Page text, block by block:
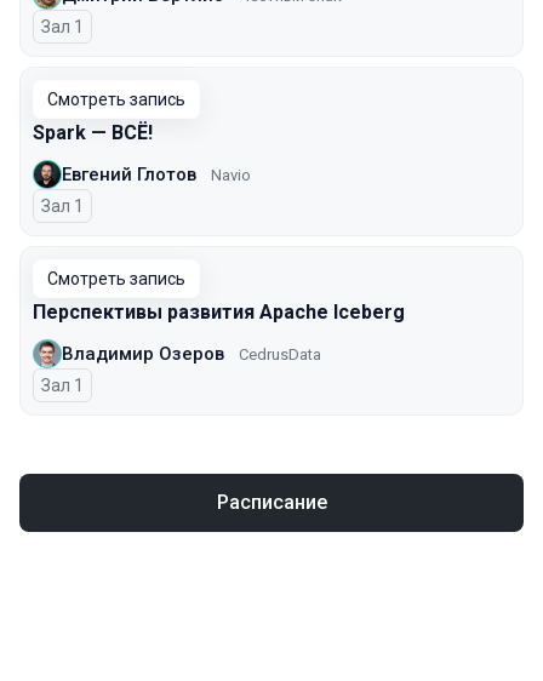
Зал 1
Смотреть запись
Spark — ВСЁ!
Евгений Глотов Navio
Зал 1
Смотреть запись
Перспективы развития Apache Iceberg
Владимир Озеров CedrusData
Зал 1
Расписание